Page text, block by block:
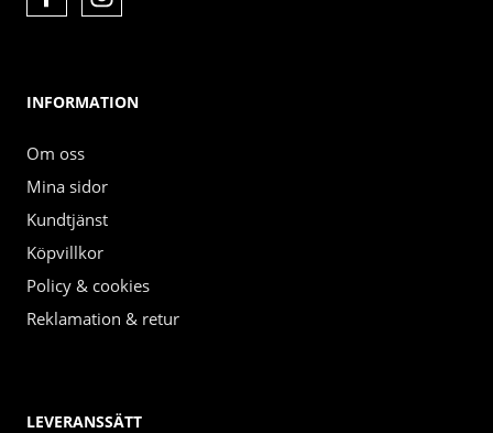
INFORMATION
Om oss
Mina sidor
Kundtjänst
Köpvillkor
Policy & cookies
Reklamation & retur
LEVERANSSÄTT